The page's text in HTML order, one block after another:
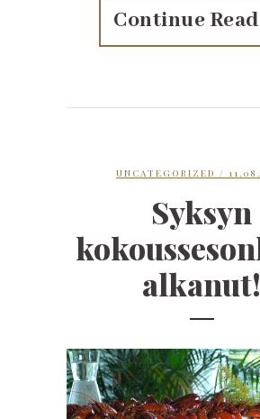
Continue
UNCATEGORIZED /
Syksyn
alkanut!